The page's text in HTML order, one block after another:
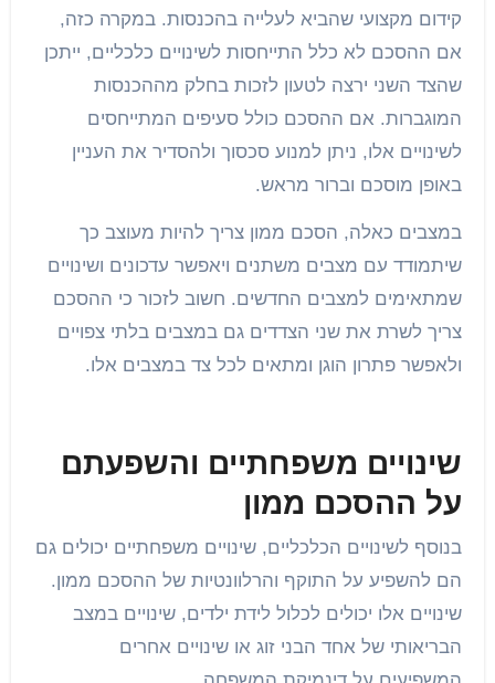
קידום מקצועי שהביא לעלייה בהכנסות. במקרה כזה,
אם ההסכם לא כלל התייחסות לשינויים כלכליים, ייתכן
שהצד השני ירצה לטעון לזכות בחלק מההכנסות
המוגברות. אם ההסכם כולל סעיפים המתייחסים
לשינויים אלו, ניתן למנוע סכסוך ולהסדיר את העניין
באופן מוסכם וברור מראש.
במצבים כאלה, הסכם ממון צריך להיות מעוצב כך
שיתמודד עם מצבים משתנים ויאפשר עדכונים ושינויים
שמתאימים למצבים החדשים. חשוב לזכור כי ההסכם
צריך לשרת את שני הצדדים גם במצבים בלתי צפויים
ולאפשר פתרון הוגן ומתאים לכל צד במצבים אלו.
שינויים משפחתיים והשפעתם
על ההסכם ממון
בנוסף לשינויים הכלכליים, שינויים משפחתיים יכולים גם
הם להשפיע על התוקף והרלוונטיות של ההסכם ממון.
שינויים אלו יכולים לכלול לידת ילדים, שינויים במצב
הבריאותי של אחד הבני זוג או שינויים אחרים